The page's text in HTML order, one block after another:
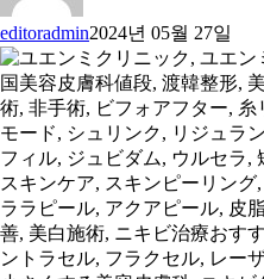
editoradmin2024년 05월 27일